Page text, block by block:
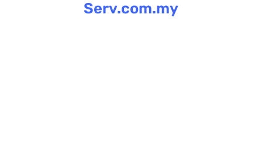
Serv.com.my